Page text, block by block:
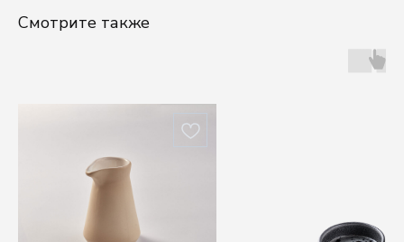
Смотрите также
Посуду выбирают руками, а влюбляются сердцем.
Приходите в шоурум Kenai, чтобы ощутить
качество наших изделий.